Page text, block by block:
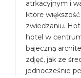
atrkacyjnym i
które
zwiedzaniu.
hotel w
bajeczną
zdjęć, jak ze
jednocześnie